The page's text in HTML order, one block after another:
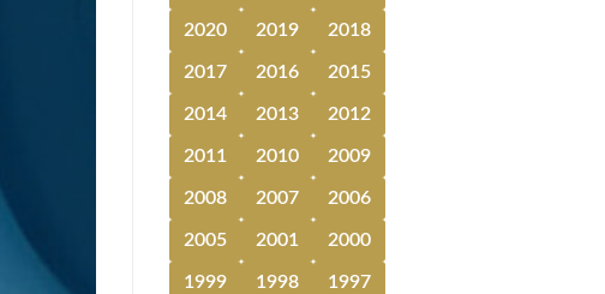
2020 2019 2018
2017 2016 2015
2014 2013 2012
2011 2010 2009
2008 2007 2006
2005 2001 2000
1999 1998 1997